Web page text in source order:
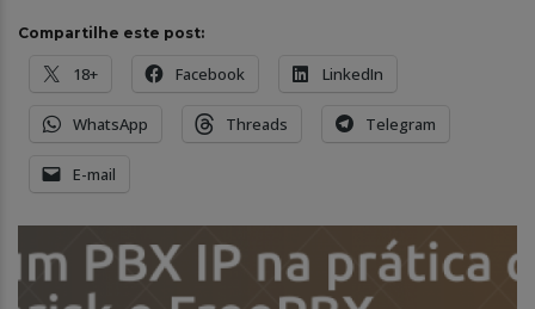
Compartilhe este post:
18+ Facebook LinkedIn
WhatsApp Threads Telegram
E-mail